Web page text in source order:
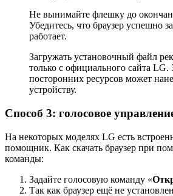
Не вынимайте флешку до
Убедитесь, что браузер успешно
работает.
Загружать установочный файл
только с официального сайта LG.
посторонних ресурсов может
устройству.
Способ 3: голосовое
На некоторых моделях LG есть
помощник. Как скачать браузер при
команды:
Задайте голосовую команду «
Так как браузер ещё не